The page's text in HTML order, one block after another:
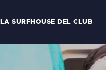
LA SURFHOUSE DEL CLUB